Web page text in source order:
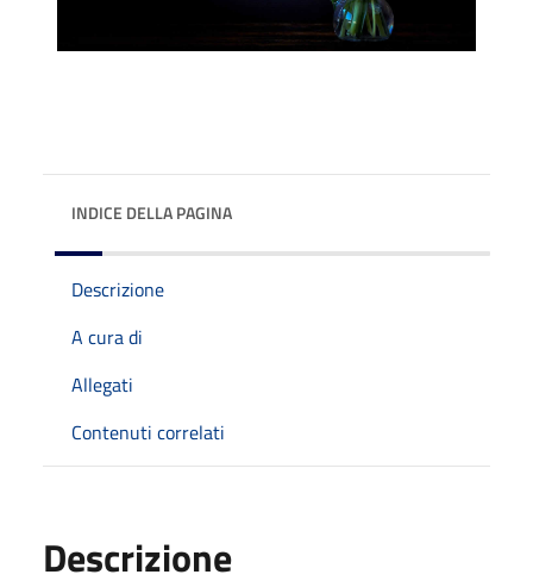
INDICE DELLA PAGINA
Descrizione
A cura di
Allegati
Contenuti correlati
Descrizione